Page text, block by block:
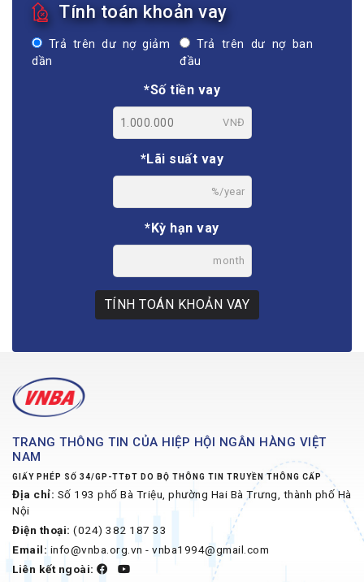
Tính toán khoản vay
Trả trên dư nợ giảm
dần
Trả trên dư nợ ban
đầu
*Số tiền vay
VNĐ
*Lãi suất vay
%/year
*Kỳ hạn vay
month
TÍNH TOÁN KHOẢN VAY
TRANG THÔNG TIN CỦA HIỆP HỘI NGÂN HÀNG VIỆT
NAM
GIẤY PHÉP SỐ 34/GP-TTĐT DO BỘ THÔNG TIN TRUYỀN THÔNG CẤP
Địa chỉ: Số 193 phố Bà Triệu, phường Hai Bà Trưng, thành phố Hà
Nội
Điện thoại: (024) 382 187 33
Email: info@vnba.org.vn - vnba1994@gmail.com
Liên kết ngoài: